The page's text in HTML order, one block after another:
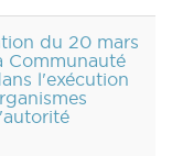
du 20 mars
Communauté
l'exécution